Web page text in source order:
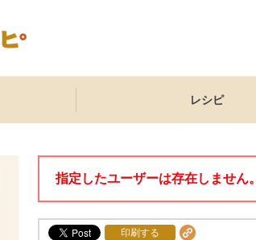
レシピ
指定したユーザーは存在しません。
印刷する